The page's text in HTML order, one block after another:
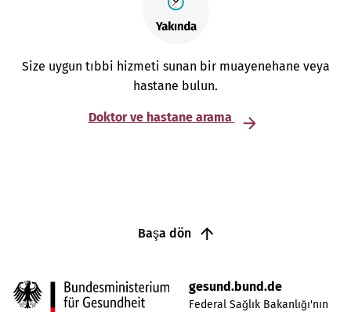
Size uygun tıbbi hizmeti sunan bir muayenehane veya
hastane bulun.
Doktor ve hastane arama
Başa dön
gesund.bund.de
Federal Sağlık Bakanlığı'nın